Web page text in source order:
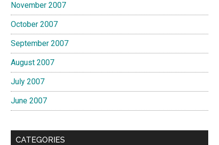
November 2007
October 2007
September 2007
August 2007
July 2007
June 2007
CATEGORIES